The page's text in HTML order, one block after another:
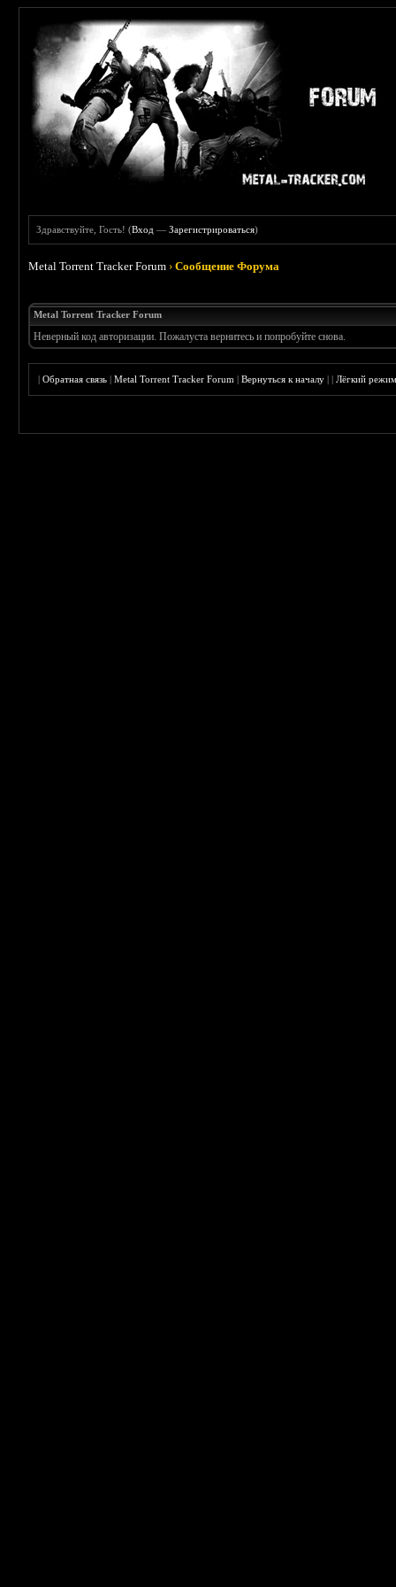
Здравствуйте, Гость! (Вход —Зарегистрироваться)
Metal Torrent Tracker Forum ›Сообщение Форума
Metal Torrent Tracker Forum
Неверный код авторизации. Пожалуста вернитесь и попробуйте снова.
|Обратная связь |Metal Torrent Tracker Forum |Вернуться к началу ||Лёгкий